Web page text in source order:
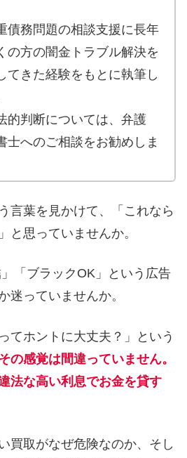
債務問題の相談支援に長年
の方の闇金トラブル解決を
てきた経験をもとに執筆し
的判断については、弁護
士へのご相談をお勧めしま
言葉を見かけて、「これなら
と思っていませんか。
「ブラックOK」という広告
迷っていませんか。
てホントに大丈夫？」という
の感覚は間違っていません。
法な高い利息でお金を貸す
買取がなぜ危険なのか、そし